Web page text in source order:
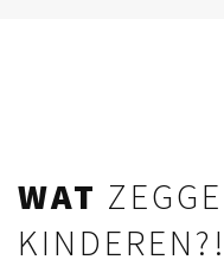
WAT
KINDEREN?!